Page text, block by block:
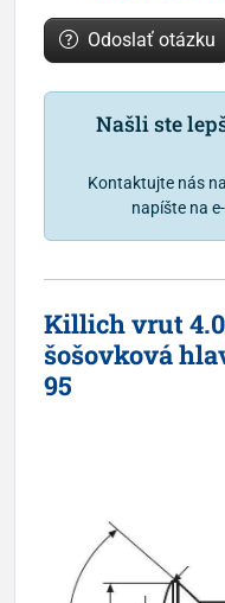
Odoslať otázku
Našli ste
Kontaktujte nás
napíšte na
Killich vrut
šošovková
95